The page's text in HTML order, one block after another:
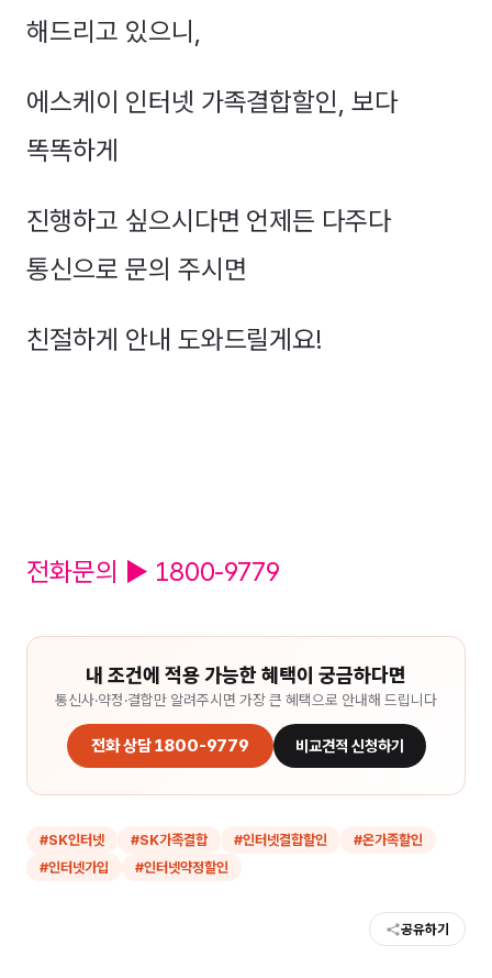
해드리고 있으니,
에스케이 인터넷 가족결합할인, 보다
똑똑하게
진행하고 싶으시다면 언제든 다주다
통신으로 문의 주시면
친절하게 안내 도와드릴게요!
전화문의 ▶ 1800-9779
내 조건에 적용 가능한 혜택이 궁금하다면
통신사·약정·결합만 알려주시면 가장 큰 혜택으로 안내해 드립니다
전화 상담 1800-9779 비교견적 신청하기
#SK인터넷 #SK가족결합 #인터넷결합할인 #온가족할인
#인터넷가입 #인터넷약정할인
공유하기